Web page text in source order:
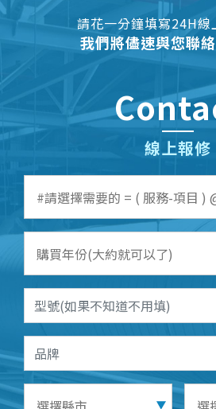
請花一分鐘填寫24H線
我們將儘速與您聯
線上報修